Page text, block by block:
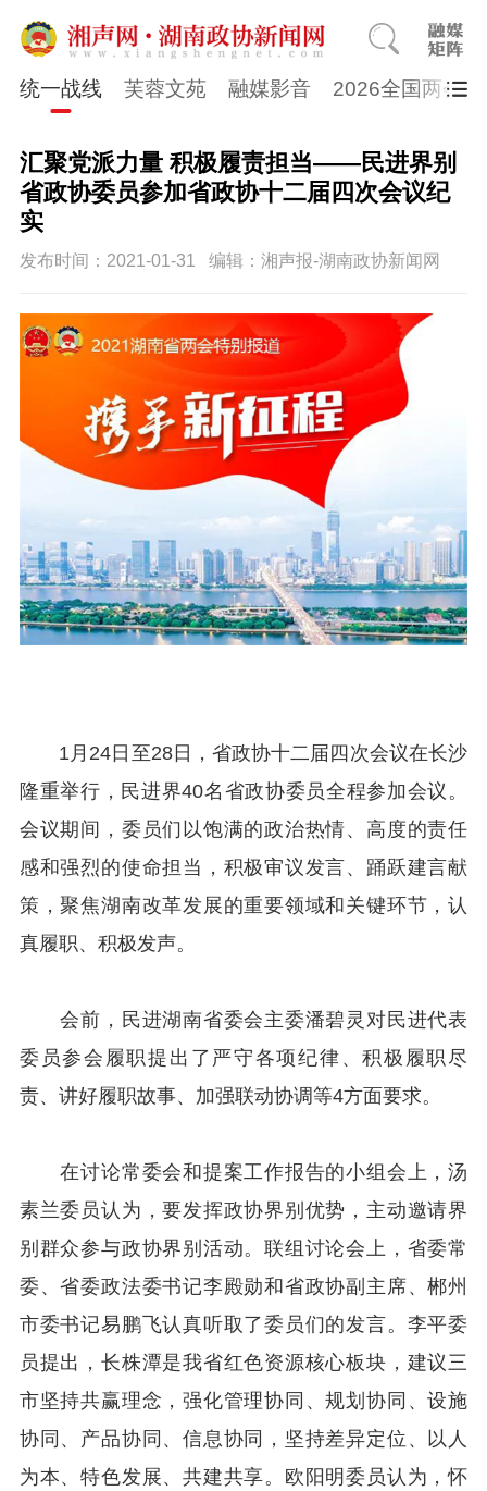
统一战线 芙蓉文苑 融媒影音 2026全国两会
汇聚党派力量 积极履责担当——民进界别
省政协委员参加省政协十二届四次会议纪
实
发布时间：2021-01-31 编辑：湘声报-湖南政协新闻网
1月24日至28日，省政协十二届四次会议在长沙
隆重举行，民进界40名省政协委员全程参加会议。
会议期间，委员们以饱满的政治热情、高度的责任
感和强烈的使命担当，积极审议发言、踊跃建言献
策，聚焦湖南改革发展的重要领域和关键环节，认
真履职、积极发声。
会前，民进湖南省委会主委潘碧灵对民进代表
委员参会履职提出了严守各项纪律、积极履职尽
责、讲好履职故事、加强联动协调等4方面要求。
在讨论常委会和提案工作报告的小组会上，汤
素兰委员认为，要发挥政协界别优势，主动邀请界
别群众参与政协界别活动。联组讨论会上，省委常
委、省委政法委书记李殿勋和省政协副主席、郴州
市委书记易鹏飞认真听取了委员们的发言。李平委
员提出，长株潭是我省红色资源核心板块，建议三
市坚持共赢理念，强化管理协同、规划协同、设施
协同、产品协同、信息协同，坚持差异定位、以人
为本、特色发展、共建共享。欧阳明委员认为，怀